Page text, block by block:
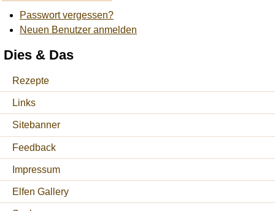
Passwort vergessen?
Neuen Benutzer anmelden
Dies & Das
Rezepte
Links
Sitebanner
Feedback
Impressum
Elfen Gallery